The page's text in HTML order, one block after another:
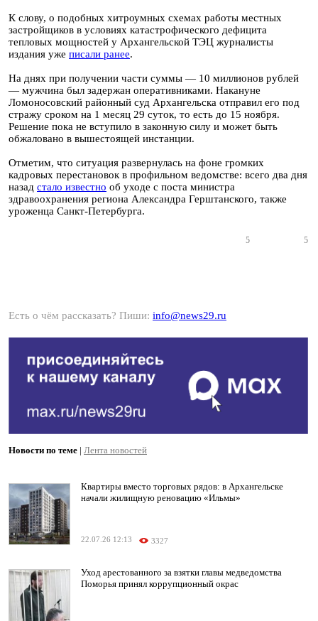
К слову, о подобных хитроумных схемах работы местных
застройщиков в условиях катастрофического дефицита
тепловых мощностей у Архангельской ТЭЦ журналисты
издания уже писали ранее.
На днях при получении части суммы — 10 миллионов рублей
— мужчина был задержан оперативниками. Накануне
Ломоносовский районный суд Архангельска отправил его под
стражу сроком на 1 месяц 29 суток, то есть до 15 ноября.
Решение пока не вступило в законную силу и может быть
обжаловано в вышестоящей инстанции.
Отметим, что ситуация развернулась на фоне громких
кадровых перестановок в профильном ведомстве: всего два дня
назад стало известно об уходе с поста министра
здравоохранения региона Александра Герштанского, также
уроженца Санкт-Петербурга.
5 5
Есть о чём рассказать? Пиши: info@news29.ru
Новости по теме | Лента новостей
Квартиры вместо торговых рядов: в Архангельске
начали жилищную реновацию «Ильмы»
22.07.26 12:13 3327
Уход арестованного за взятки главы медведомства
Поморья принял коррупционный окрас